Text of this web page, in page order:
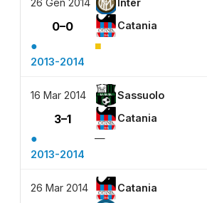
26 Gen 2014 Inter
0–0 Catania
● ■
2013-2014
16 Mar 2014 Sassuolo
3–1 Catania
●
—
2013-2014
26 Mar 2014 Catania